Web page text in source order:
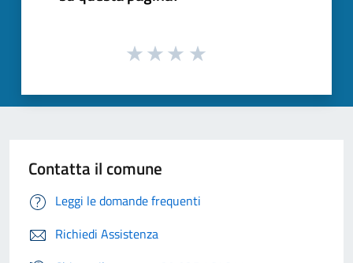
Contatta il comune
Leggi le domande frequenti
Richiedi Assistenza